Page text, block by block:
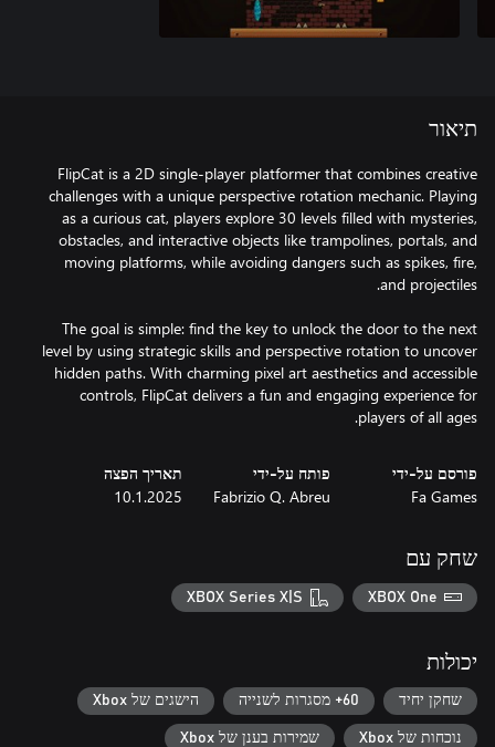
תיאור
FlipCat is a 2D single-player platformer that combines creative
challenges with a unique perspective rotation mechanic. Playing
as a curious cat, players explore 30 levels filled with mysteries,
obstacles, and interactive objects like trampolines, portals, and
moving platforms, while avoiding dangers such as spikes, fire,
The goal is simple: find the key to unlock the door to the next
level by using strategic skills and perspective rotation to uncover
hidden paths. With charming pixel art aesthetics and accessible
controls, FlipCat delivers a fun and engaging experience for
players of all ages.
פורסם על-ידי
Fa Games
פותח על-ידי
Fabrizio Q. Abreu
תאריך הפצה
10.1.2025
שחק עם
XBOX One
XBOX Series X|S
יכולות
שחקן יחיד 60+ מסגרות לשנייה הישגים של Xbox
נוכחות של Xbox שמירות בענן של Xbox